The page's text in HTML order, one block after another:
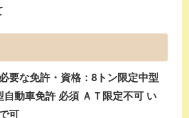
要な免許・資格：8トン限定中型
自動車免許 必須 ＡＴ限定不可 い
可